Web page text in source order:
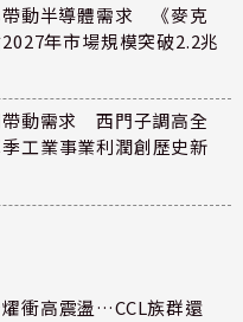
動半導體需求 《麥克
年市場規模突破2.2兆
動需求 西門子調高全
工業事業利潤創歷史新
衝高震盪…CCL族群還